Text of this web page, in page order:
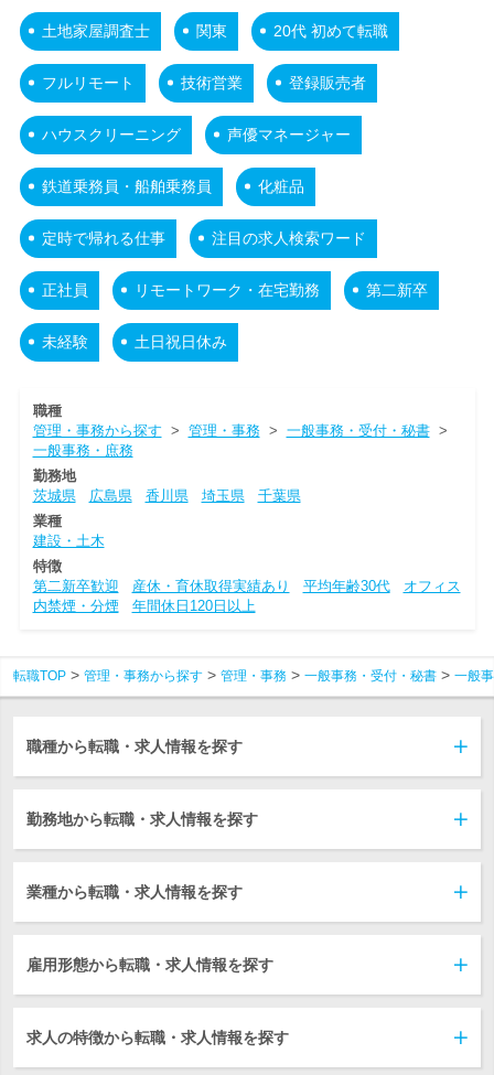
土地家屋調査士 関東 20代 初めて転職
フルリモート 技術営業 登録販売者
ハウスクリーニング 声優マネージャー
鉄道乗務員・船舶乗務員 化粧品
定時で帰れる仕事 注目の求人検索ワード
正社員 リモートワーク・在宅勤務 第二新卒
未経験 土日祝日休み
職種
管理・事務から探す > 管理・事務> 一般事務・受付・秘書>
一般事務・庶務
勤務地
茨城県
広島県 香川県 埼玉県
千葉県
業種
建設・土木
特徴
第二新卒歓迎
産休・育休取得実績あり 平均年齢30代
オフィス
内禁煙・分煙
年間休日120日以上
転職TOP 管理・事務から探す 管理・事務 一般事務・受付・秘書 一般
職種から転職・求人情報を探す
勤務地から転職・求人情報を探す
業種から転職・求人情報を探す
雇用形態から転職・求人情報を探す
求人の特徴から転職・求人情報を探す